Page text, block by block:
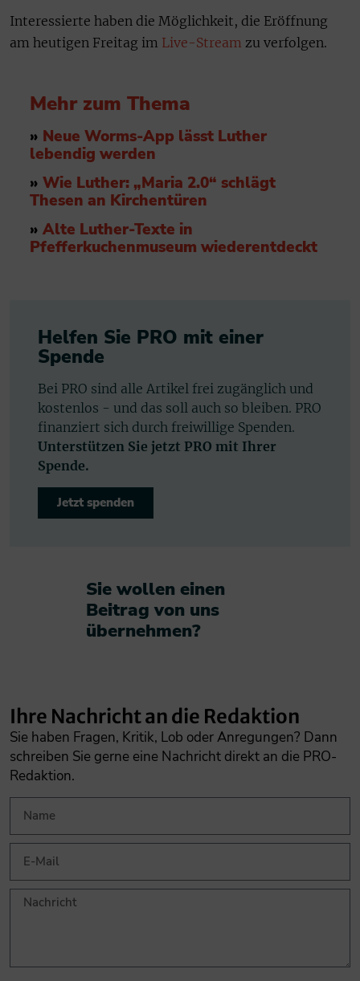
Interessierte haben die Möglichkeit, die Eröffnung
am heutigen Freitag im Live-Stream zu verfolgen.
Mehr zum Thema
» Neue Worms-App lässt Luther
lebendig werden
» Wie Luther: „Maria 2.0“ schlägt
Thesen an Kirchentüren
» Alte Luther-Texte in
Pfefferkuchenmuseum wiederentdeckt
Helfen Sie PRO mit einer
Spende
Bei PRO sind alle Artikel frei zugänglich und
kostenlos - und das soll auch so bleiben. PRO
finanziert sich durch freiwillige Spenden.
Unterstützen Sie jetzt PRO mit Ihrer
Spende.
Jetzt spenden
Sie wollen einen
Beitrag von uns
übernehmen?​
Ihre Nachricht an die Redaktion
Sie haben Fragen, Kritik, Lob oder Anregungen? Dann
schreiben Sie gerne eine Nachricht direkt an die PRO-
Redaktion.